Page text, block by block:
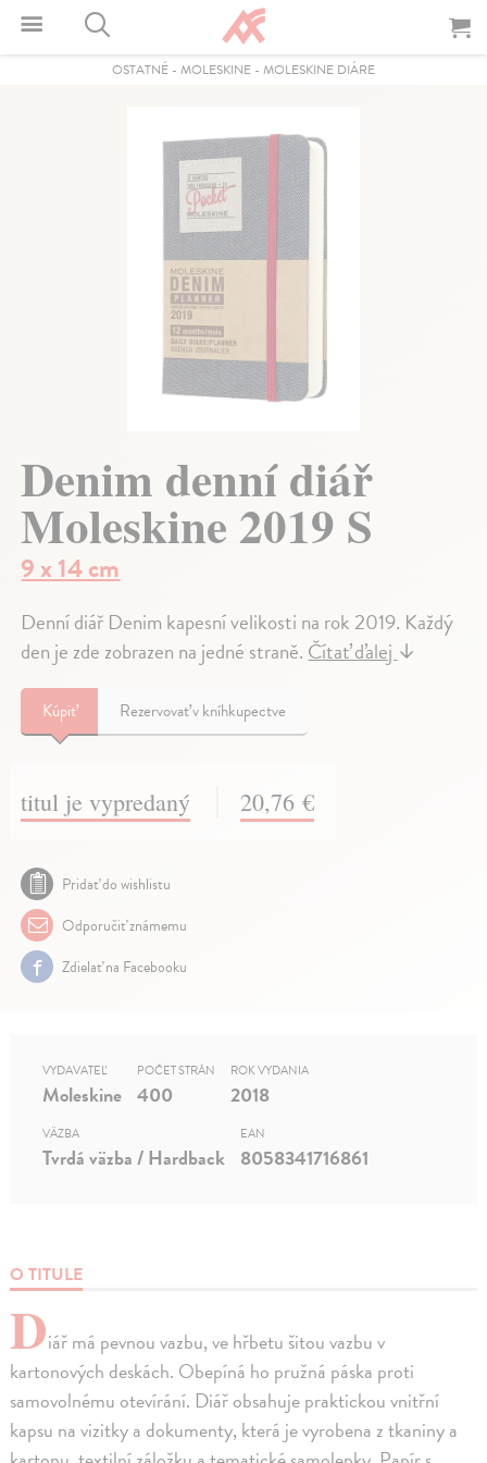
OSTATNÉ - MOLESKINE - MOLESKINE DIÁRE
Denim denní diář
Moleskine 2019 S
9 x 14 cm
Denní diář Denim kapesní velikosti na rok 2019. Každý
den je zde zobrazen na jedné straně. Čítať ďalej ↓
Kúpiť Rezervovať v kníhkupectve
titul je vypredaný 20,76 €
Pridať do wishlistu
Odporučiť známemu
Zdielať na Facebooku
O TITULE
Diář má pevnou vazbu, ve hřbetu šitou vazbu v
kartonových deskách. Obepíná ho pružná páska proti
samovolnému otevírání. Diář obsahuje praktickou vnitřní
kapsu na vizitky a dokumenty, která je vyrobena z tkaniny a
VYDAVATEĽ
Moleskine
POČET STRÁN
400
ROK VYDANIA
2018
VÄZBA
Tvrdá väzba / Hardback
EAN
8058341716861